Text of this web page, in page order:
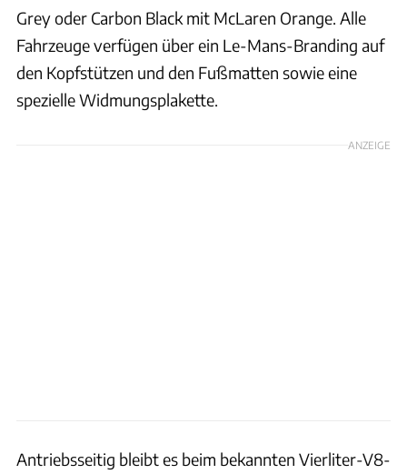
Grey oder Carbon Black mit McLaren Orange. Alle
Fahrzeuge verfügen über ein Le-Mans-Branding auf
den Kopfstützen und den Fußmatten sowie eine
spezielle Widmungsplakette.
ANZEIGE
Antriebsseitig bleibt es beim bekannten Vierliter-V8-